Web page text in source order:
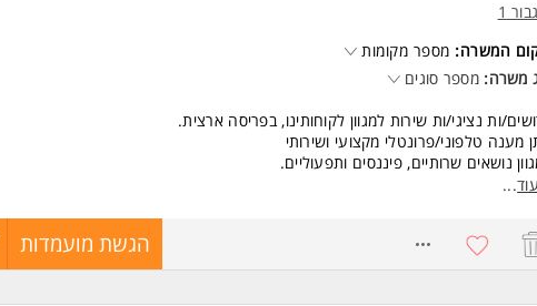
1
המשרה: מספר מקומות
משרה: מספר סוגים
ות נציגי/ות שירות למגוון לקוחותינו, בפריסה ארצית.
מענה טלפוני/פרונטלי מקצועי ושירותי
נושאים שרותיים, פיננסים ותפעוליים.
למשרות מלאות/חלקיות/מתאים גם להורים/מתאים גם לסטודנטים/ות.
ביטוי ברמה גבוהה.
שירותית.
עוד...
הגשת מועמדות